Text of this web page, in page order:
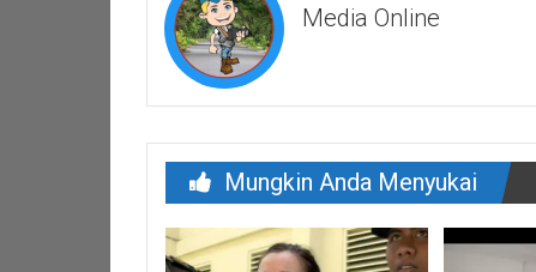
Media Online
Mungkin Anda Menyukai